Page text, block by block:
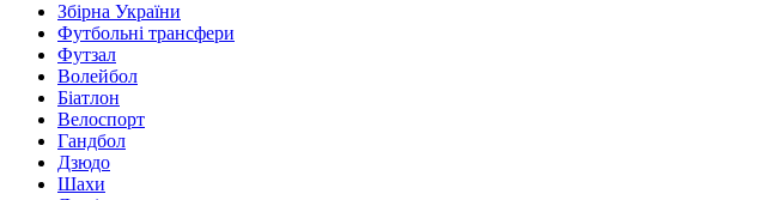
Збірна України
Футбольні трансфери
Футзал
Волейбол
Біатлон
Велоспорт
Гандбол
Дзюдо
Шахи